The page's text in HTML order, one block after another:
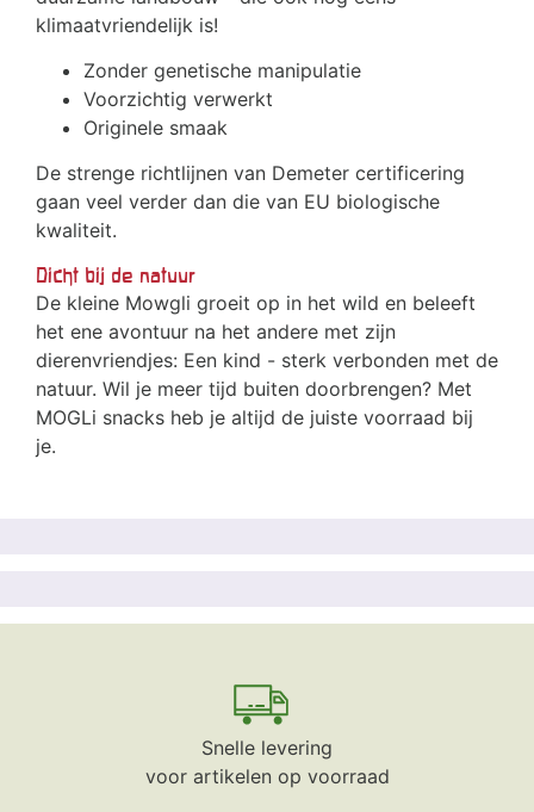
klimaatvriendelijk is!
Zonder genetische manipulatie
Voorzichtig verwerkt
Originele smaak
De strenge richtlijnen van Demeter certificering
gaan veel verder dan die van EU biologische
kwaliteit.
Dicht bij de natuur
De kleine Mowgli groeit op in het wild en beleeft
het ene avontuur na het andere met zijn
dierenvriendjes: Een kind - sterk verbonden met de
natuur. Wil je meer tijd buiten doorbrengen? Met
MOGLi snacks heb je altijd de juiste voorraad bij
je.
Snelle levering
voor artikelen op voorraad